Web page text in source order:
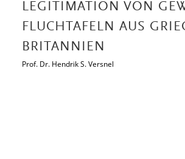
LEGITIMATION VON
FLUCHTAFELN AUS
BRITANNIEN
Prof. Dr. Hendrik S. Versnel